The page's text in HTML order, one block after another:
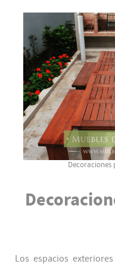
Decoraciones
Los espacios